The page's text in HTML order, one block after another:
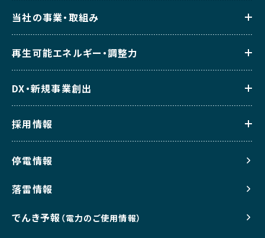
当社の事業・取組み
再生可能エネルギー・調整力
DX・新規事業創出
採用情報
停電情報
落雷情報
でんき予報 （電力のご使用情報）